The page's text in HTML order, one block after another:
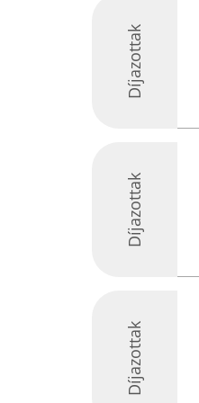
Díjazottak
Díjazottak
Díjazottak